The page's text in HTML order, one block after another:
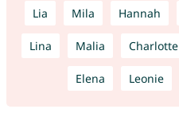
Lia Mila Hannah
Lina Malia Charlotte
Elena Leonie